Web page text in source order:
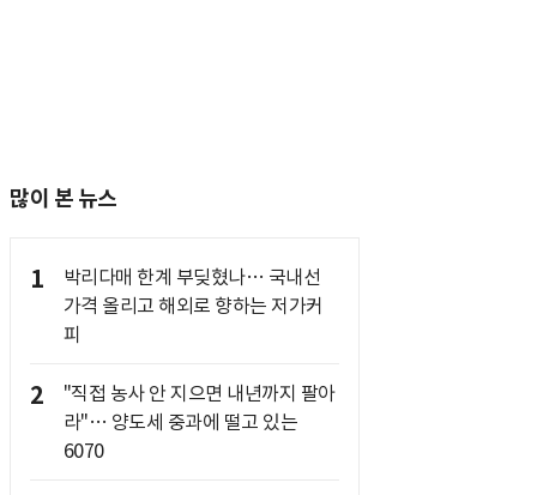
많이 본 뉴스
1
박리다매 한계 부딪혔나… 국내선
가격 올리고 해외로 향하는 저가커
피
2
"직접 농사 안 지으면 내년까지 팔아
라"… 양도세 중과에 떨고 있는
6070